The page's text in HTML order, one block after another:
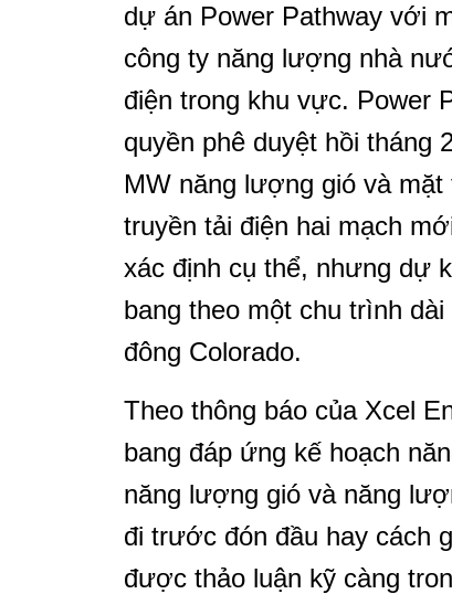
dự án Power Pathway với
công ty năng lượng nhà
điện trong khu vực. Power
quyền phê duyệt hồi tháng
MW năng lượng gió và
truyền tải điện hai mạch
xác định cụ thể, nhưng dự
bang theo một chu trình
đông Colorado.
Theo thông báo của Xcel
bang đáp ứng kế hoạch
năng lượng gió và năng
đi trước đón đầu hay cách
được thảo luận kỹ càng